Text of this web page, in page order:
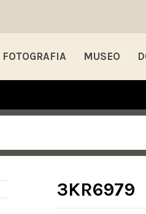
FOTOGRAFIA MUSEO
3KR6979